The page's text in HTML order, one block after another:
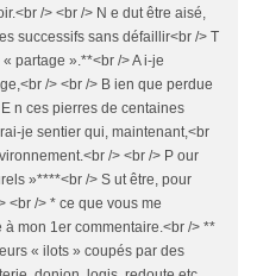
/> <br /> N e dut être aisé,
successifs sans défaillir<br /> T
partage ».**<br /> A i-je
/> <br /> B ien que perdue
n ces pierres de centaines
je sentier qui, maintenant,<br
/> <br /> P our
»****<br /> S ut être, pour
<br /> * ce que vous me
mon 1er commentaire.<br /> **
« ilots » coupés par des